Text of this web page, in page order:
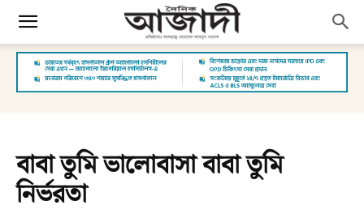
বাবা তুমি ভালোবাসা বাবা তুমি
নির্ভরতা